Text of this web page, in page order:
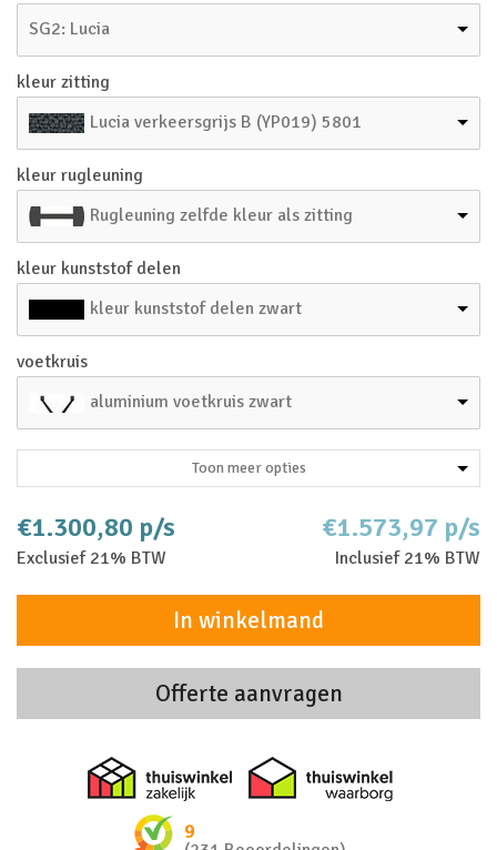
SG2: Lucia
kleur zitting
Lucia verkeersgrijs B (YP019) 5801
kleur rugleuning
Rugleuning zelfde kleur als zitting
kleur kunststof delen
kleur kunststof delen zwart
voetkruis
aluminium voetkruis zwart
Toon meer opties
€1.300,80 p/s
Exclusief 21% BTW
€1.573,97 p/s
Inclusief 21% BTW
In winkelmand
Offerte aanvragen
Thuiswinkel zakelijk
9